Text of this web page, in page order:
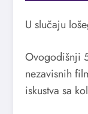
U slučaju
Ovogodišnji
nezavisnih
iskustva sa